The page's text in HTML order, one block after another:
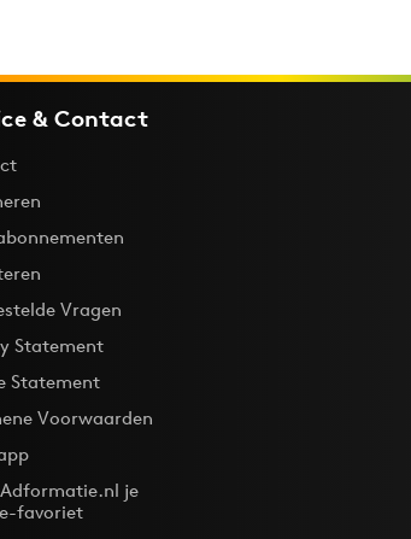
& Contact
Vragen
Statement
Statement
Voorwaarden
je
favoriet